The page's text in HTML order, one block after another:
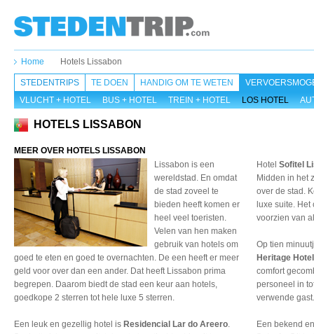
Home Hotels Lissabon
STEDENTRIPS TE DOEN HANDIG OM TE WETEN
VLUCHT + HOTEL
BUS + HOTEL TREIN + HOTEL LOS HOTEL
HOTELS LISSABON
MEER OVER HOTELS LISSABON
Lissabon is een
wereldstad. En omdat
de stad zoveel te
bieden heeft komen er
heel veel toeristen.
Velen van hen maken
gebruik van hotels om
goed te eten en goed te overnachten. De een heeft er meer
geld voor over dan een ander. Dat heeft Lissabon prima
begrepen. Daarom biedt de stad een keur aan hotels,
goedkope 2 sterren tot hele luxe 5 sterren.
Een leuk en gezellig hotel is Residencial Lar do Areero.
HotelSofitel
Midden in het
over de stad.
luxe suite.
voorzien van
Op tien
Heritage
comfort
personeel in
verwende
Een bekend